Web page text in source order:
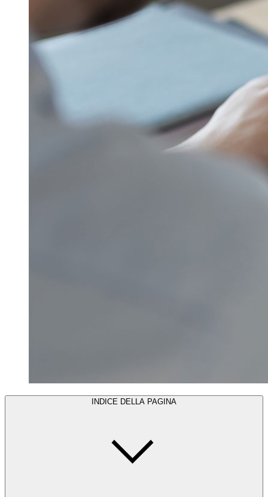
INDICE DELLA PAGINA